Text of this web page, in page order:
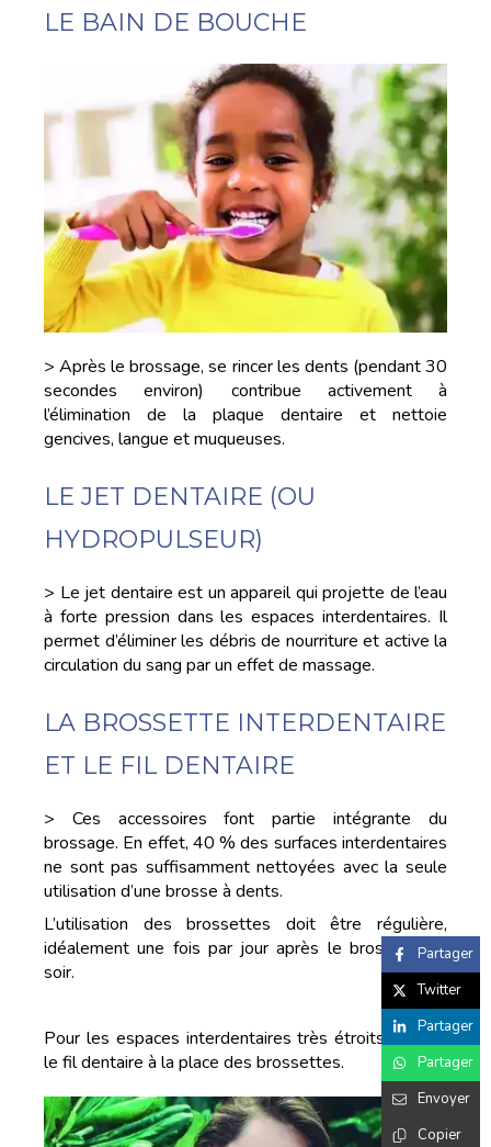
LE BAIN DE BOUCHE
> Après le brossage, se rincer les dents (pendant 30
secondes environ) contribue activement à
l’élimination de la plaque dentaire et nettoie
gencives, langue et muqueuses.
LE JET DENTAIRE (OU
HYDROPULSEUR)
> Le jet dentaire est un appareil qui projette de l’eau
à forte pression dans les espaces interdentaires. Il
permet d’éliminer les débris de nourriture et active la
circulation du sang par un effet de massage.
LA BROSSETTE INTERDENTAIRE
ET LE FIL DENTAIRE
> Ces accessoires font partie intégrante du
brossage. En effet, 40 % des surfaces interdentaires
ne sont pas suffisamment nettoyées avec la seule
utilisation d’une brosse à dents.
L’utilisation des brossettes doit être régulière,
idéalement une fois par jour après le brossage du
soir.
Pour les espaces interdentaires très étroits, utilisez
le fil dentaire à la place des brossettes.
Partager
Twitter
Partager
Partager
Envoyer
Copier